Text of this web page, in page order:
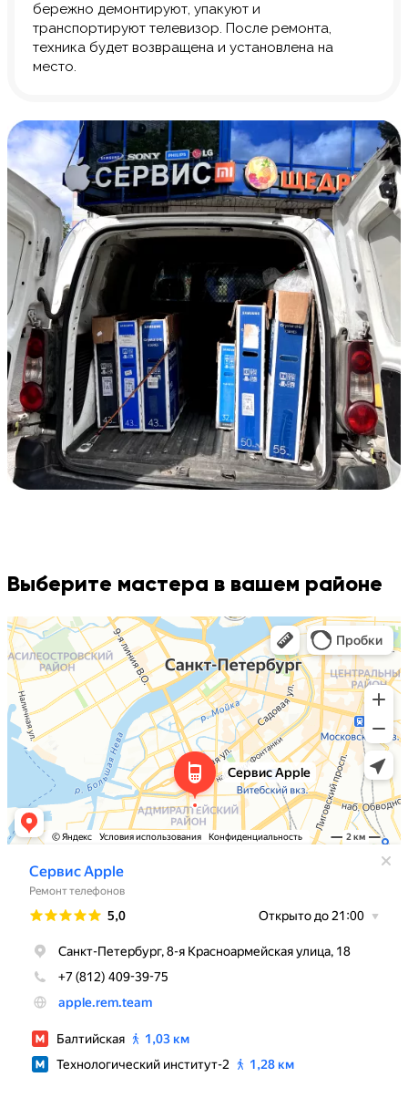
бережно демонтируют, упакуют и
транспортируют телевизор. После ремонта,
техника будет возвращена и установлена на
место.
Выберите мастера в вашем районе